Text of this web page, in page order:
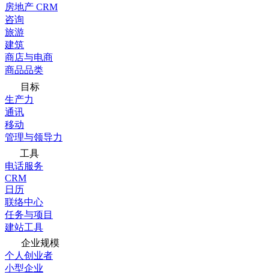
房地产 CRM
咨询
旅游
建筑
商店与电商
商品品类
目标
生产力
通讯
移动
管理与领导力
工具
电话服务
CRM
日历
联络中心
任务与项目
建站工具
企业规模
个人创业者
小型企业